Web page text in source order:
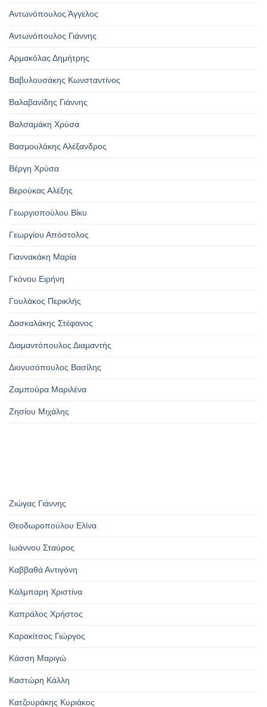
Αντωνόπουλος Άγγελος
Αντωνόπουλος Γιάννης
Αρμακόλας Δημήτρης
Βαβυλουσάκης Κωνσταντίνος
Βαλαβανίδης Γιάννης
Βαλσαμάκη Χρύσα
Βασμουλάκης Αλέξανδρος
Βέργη Χρύσα
Βερούκας Αλέξης
Γεωργιοπούλου Βίκυ
Γεωργίου Απόστολος
Γιαννακάκη Μαρία
Γκόνου Ειρήνη
Γουλάκος Περικλής
Δασκαλάκης Στέφανος
Διαμαντόπουλος Διαμαντής
Διονυσόπουλος Βασίλης
Ζαμπούρα Μαριλένα
Ζησίου Μιχάλης
Ζιώγας Γιάννης
Θεοδωροπούλου Ελίνα
Ιωάννου Σταύρος
Καββαθά Αντιγόνη
Κάλμπαρη Χριστίνα
Καπράλος Χρήστος
Καρακίτσος Γιώργος
Κάσση Μαριγώ
Καστώρη Κάλλη
Κατζουράκης Κυριάκος